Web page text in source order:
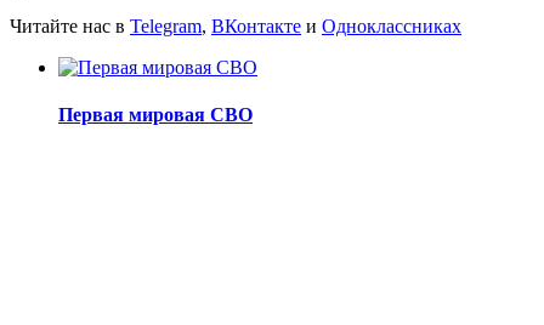
Читайте нас в Telegram, ВКонтакте и Одноклассниках
Первая мировая СВО